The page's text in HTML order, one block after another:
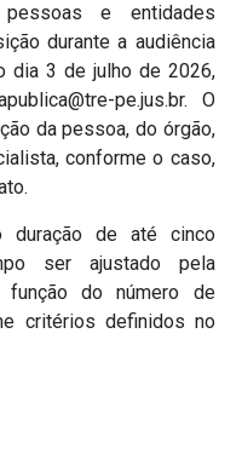
e entidades
durante a audiência
dia 3 de julho de 2026,
pe.jus.br. O
da pessoa, do órgão,
conforme o caso,
duração de até cinco
ser ajustado pela
função do número de
critérios definidos no